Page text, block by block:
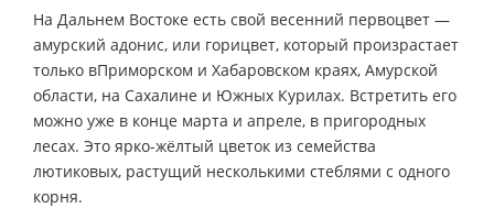
На Дальнем Востоке есть свой весенний первоцвет —
амурский адонис, или горицвет, который произрастает
только вПриморском и Хабаровском краях, Амурской
области, на Сахалине и Южных Курилах. Встретить его
можно уже в конце марта и апреле, в пригородных
лесах. Это ярко-жёлтый цветок из семейства
лютиковых, растущий несколькими стеблями с одного
корня.